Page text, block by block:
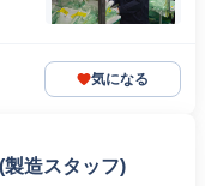
気になる
造スタッフ)